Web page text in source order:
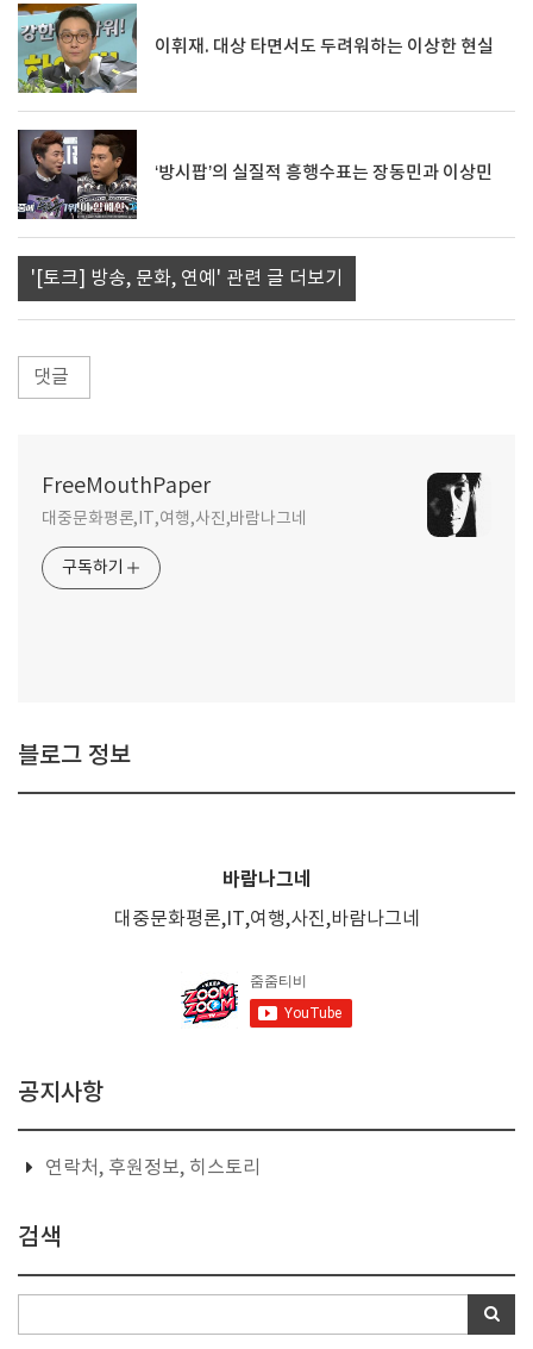
이휘재. 대상 타면서도 두려워하는 이상한 현실
‘방시팝’의 실질적 흥행수표는 장동민과 이상민
'[토크] 방송, 문화, 연예' 관련 글 더보기
댓글
FreeMouthPaper
대중문화평론,IT,여행,사진,바람나그네
구독하기
블로그 정보
바람나그네
대중문화평론,IT,여행,사진,바람나그네
공지사항
연락처, 후원정보, 히스토리
검색